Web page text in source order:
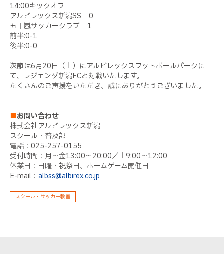
14:00キックオフ
アルビレックス新潟SS
0
五十嵐サッカークラブ
1
前半:0-1
後半:0-0
次節は6月20日（土）にアルビレックスフットボールパークに
て、レジェンダ新潟FCと対戦いたします。
たくさんのご声援をいただき、誠にありがとうございました。
■お問い合わせ
株式会社アルビレックス新潟
スクール・普及部
電話：025-257-0155
受付時間：月～金13:00～20:00／土9:00～12:00
休業日：日曜・祝祭日、ホームゲーム開催日
E-mail： albss@albirex.co.jp
スクール・サッカー教室